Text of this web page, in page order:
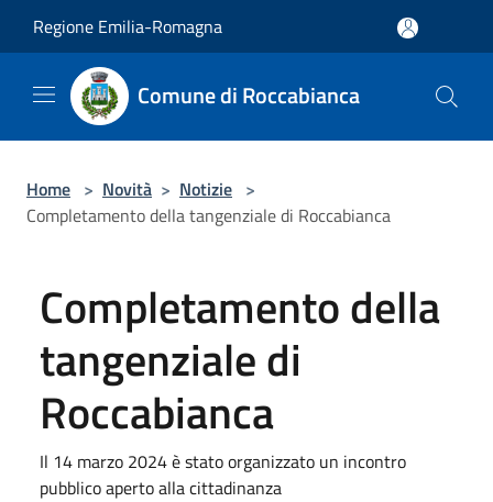
Regione Emilia-Romagna
Comune di Roccabianca
Home > Novità > Notizie >
Completamento della tangenziale di Roccabianca
Completamento della
tangenziale di
Roccabianca
Il 14 marzo 2024 è stato organizzato un incontro
pubblico aperto alla cittadinanza